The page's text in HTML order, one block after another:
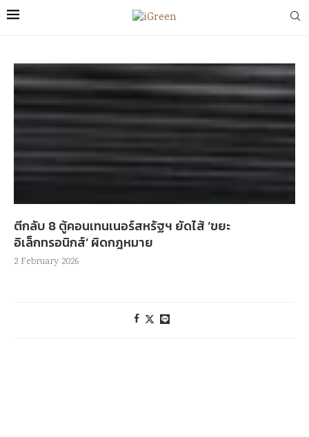
ตีกลับ 8 ตู้คอนเทนเนอร์สหรัฐฯ ยัดไส้ ‘ขยะ
อิเล็กทรอนิกส์’ ผิดกฎหมาย
2 February 2026